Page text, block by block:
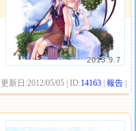
2013.9.7
| 更新日:2012/05/05 | ID:14163 |報告